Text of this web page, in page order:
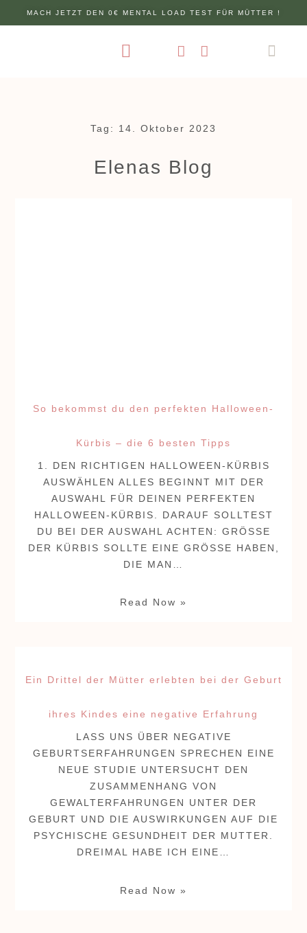
MACH JETZT DEN 0€ MENTAL LOAD TEST FÜR MÜTTER !
Tag: 14. Oktober 2023
Elenas Blog
So bekommst du den perfekten Halloween-
Kürbis – die 6 besten Tipps
1. DEN RICHTIGEN HALLOWEEN-KÜRBIS
AUSWÄHLEN ALLES BEGINNT MIT DER
AUSWAHL FÜR DEINEN PERFEKTEN
HALLOWEEN-KÜRBIS. DARAUF SOLLTEST
DU BEI DER AUSWAHL ACHTEN: GRÖSSE
DER KÜRBIS SOLLTE EINE GRÖSSE HABEN, D
IE MAN…
Read Now »
Ein Drittel der Mütter erlebten bei der Geburt
ihres Kindes eine negative Erfahrung
LASS UNS ÜBER NEGATIVE
GEBURTSERFAHRUNGEN SPRECHEN EINE
NEUE STUDIE UNTERSUCHT DEN
ZUSAMMENHANG VON
GEWALTERFAHRUNGEN UNTER DER
GEBURT UND DIE AUSWIRKUNGEN AUF DIE
PSYCHISCHE GESUNDHEIT DER MUTTER.
DREIMAL HABE ICH EINE…
Read Now »